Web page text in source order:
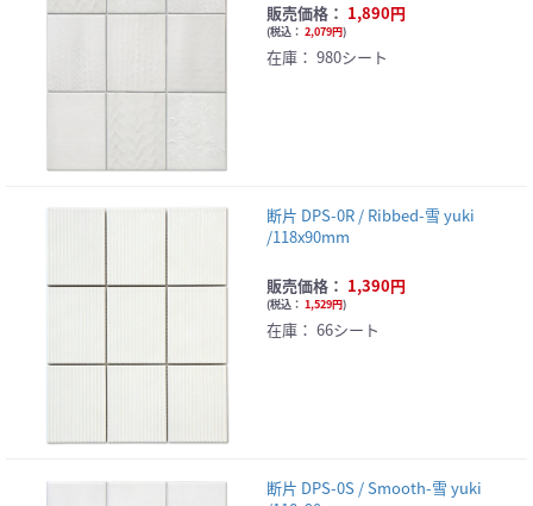
販売価格： 1,890円
(税込： 2,079円)
在庫： 980シート
断片 DPS-0R / Ribbed-雪 yuki
/118x90mm
販売価格： 1,390円
(税込： 1,529円)
在庫： 66シート
断片 DPS-0S / Smooth-雪 yuki